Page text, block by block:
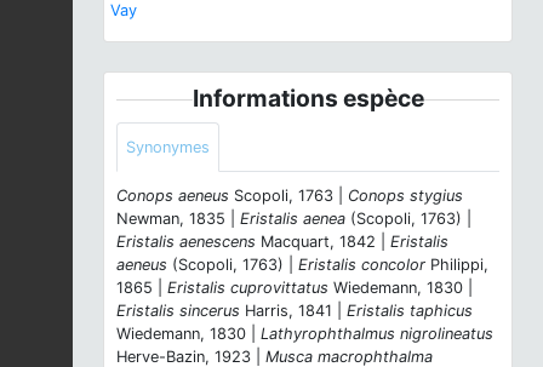
Vay
Informations espèce
Synonymes
Conops aeneus Scopoli, 1763 | Conops stygius
Newman, 1835 | Eristalis aenea (Scopoli, 1763) |
Eristalis aenescens Macquart, 1842 | Eristalis
aeneus (Scopoli, 1763) | Eristalis concolor Philippi,
1865 | Eristalis cuprovittatus Wiedemann, 1830 |
Eristalis sincerus Harris, 1841 | Eristalis taphicus
Wiedemann, 1830 | Lathyrophthalmus nigrolineatus
Herve-Bazin, 1923 | Musca macrophthalma